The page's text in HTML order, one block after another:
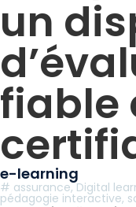
un
fiable
e-learning
# assurance,Digital
pédagogie interactive,